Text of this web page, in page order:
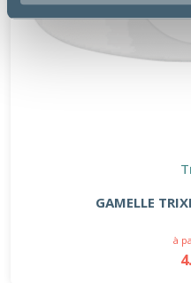
GAMELLE
à